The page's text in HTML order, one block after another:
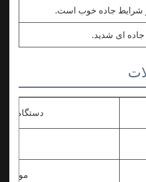
دستگاه ایمنی
مواد